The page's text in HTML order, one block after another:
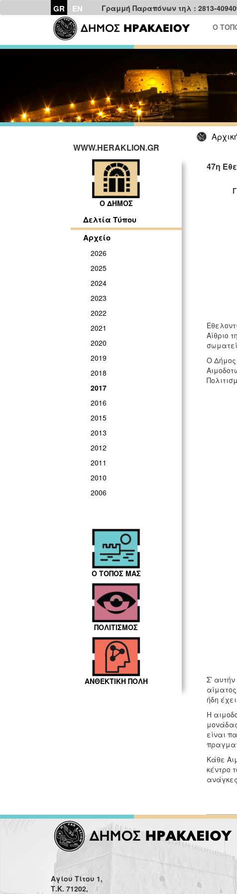
GR EN Γραμμή Παραπόνων τηλ : 2813-
Ο
WWW.HERAKLION.GR
Ο ΔΗΜΟΣ
Δελτία Τύπου
Αρχείο
2026
2025
2024
2023
2022
2021
2020
2019
2018
2017
2016
2015
2013
2012
2011
2010
2006
Ο ΤΟΠΟΣ ΜΑΣ
ΠΟΛΙΤΙΣΜΟΣ
ΑΝΘΕΚΤΙΚΗ ΠΟΛΗ
47η
Αίθριο
O
Σ’
ήδη
Η
είναι
Κάθε
κέντρο
Αγίου Τίτου 1,
Τ.Κ. 71202,